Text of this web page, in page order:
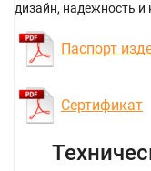
дизайн, надежность и
Паспорт
Сертификат